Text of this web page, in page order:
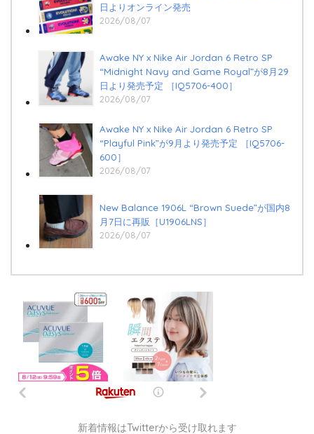
日よりオンライン発売
2026/08/07
Awake NY x Nike Air Jordan 6 Retro SP
“Midnight Navy and Game Royal”が8月29
日より発売予定 ［IQ5706-400］
2026/08/07
Awake NY x Nike Air Jordan 6 Retro SP
“Playful Pink”が9月より発売予定 ［IQ5706-
600］
2026/08/07
New Balance 1906L “Brown Suede”が国内8
月7日に再販［U1906LNS］
2026/08/07
新着情報はTwitterから受け取れます